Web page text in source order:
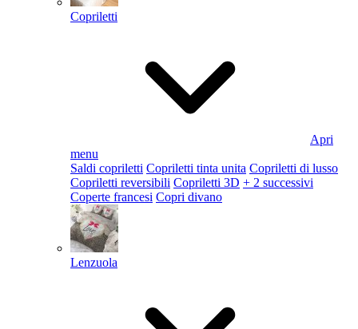
Copriletti
Apri
menu
Saldi copriletti Copriletti tinta unita Copriletti di lusso
Copriletti reversibili Copriletti 3D + 2 successivi
Coperte francesi Copri divano
Lenzuola